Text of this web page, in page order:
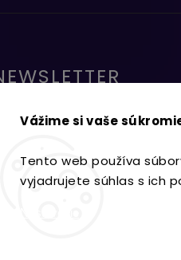
Vážime si vaše
Tento web používa
vyjadrujete súhlas s ich
Vám budeme zasielať
e-shope.